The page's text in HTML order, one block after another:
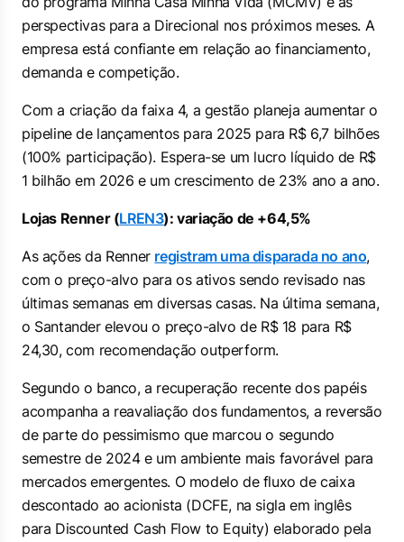
perspectivas para a Direcional nos próximos meses. A
empresa está confiante em relação ao financiamento,
demanda e competição.
Com a criação da faixa 4, a gestão planeja aumentar o
pipeline de lançamentos para 2025 para R$ 6,7 bilhões
(100% participação). Espera-se um lucro líquido de R$
1 bilhão em 2026 e um crescimento de 23% ano a ano.
Lojas Renner (LREN3): variação de +64,5%
As ações da Renner registram uma disparada no ano,
com o preço-alvo para os ativos sendo revisado nas
últimas semanas em diversas casas. Na última semana,
o Santander elevou o preço-alvo de R$ 18 para R$
24,30, com recomendaçãooutperform.
Segundo o banco, a recuperação recente dos papéis
acompanha a reavaliação dos fundamentos, a reversão
de parte do pessimismo que marcou o segundo
semestre de 2024 e um ambiente mais favorável para
mercados emergentes. O modelo de fluxo de caixa
descontado ao acionista (DCFE, na sigla em inglês
para Discounted Cash Flow to Equity) elaborado pela